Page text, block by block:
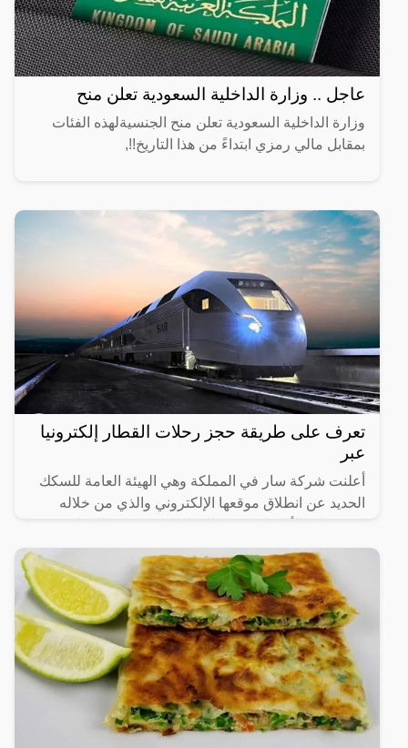
عاجل .. وزارة الداخلية السعودية تعلن منح
وزارة الداخلية السعودية تعلن منح الجنسيةلهذه الفئات
بمقابل مالي رمزي ابتداءً من هذا التاريخ!!,
تعرف على طريقة حجز رحلات القطار إلكترونيا
عبر
أعلنت شركة سار في المملكة وهي الهيئة العامة للسكك
الحديد عن انطلاق موقعها الإلكتروني والذي من خلاله
المختلفة لها،